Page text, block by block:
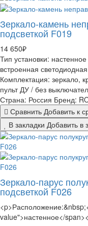
Зеркало-камень
подсветкой F019
14 650₽
Тип установки:
встроенная
Комплектация: зеркало,
пульт ДУ / без
Страна: Россия Бренд:
Сравнить Добавить к
В закладки Добавить в
Зеркало-парус
подсветкой F026
value">настенное</